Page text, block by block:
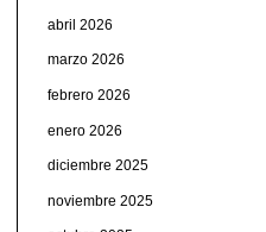
abril 2026
marzo 2026
febrero 2026
enero 2026
diciembre 2025
noviembre 2025